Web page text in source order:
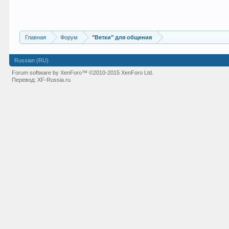
Главная Форум "Ветки" для общения
Russian (RU)
Forum software by XenForo™©2010-2015 XenForo Ltd.
Перевод:XF-Russia.ru